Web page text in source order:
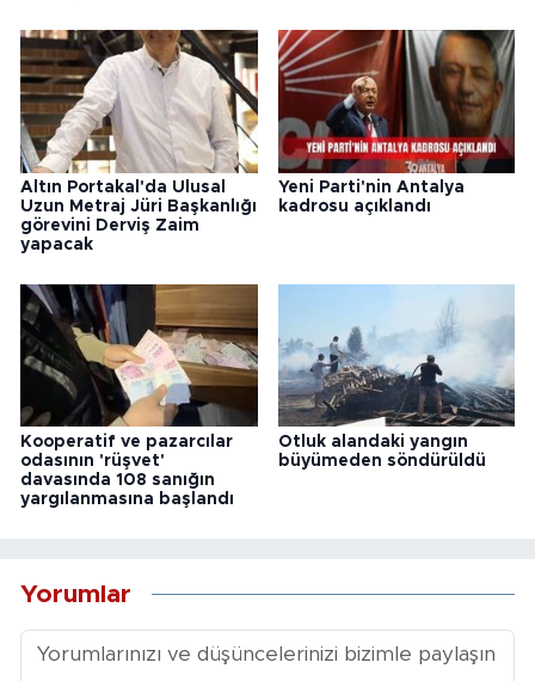
Altın Portakal'da Ulusal
Uzun Metraj Jüri Başkanlığı
görevini Derviş Zaim
yapacak
Yeni Parti'nin Antalya
kadrosu açıklandı
Kooperatif ve pazarcılar
odasının 'rüşvet'
davasında 108 sanığın
yargılanmasına başlandı
Otluk alandaki yangın
büyümeden söndürüldü
Yorumlar